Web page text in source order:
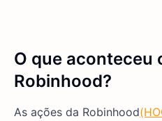
O que aconteceu
Robinhood?
As ações da Robinhood